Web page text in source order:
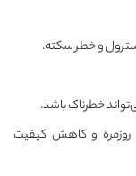
و خطر سکته.
خطرناک باشد.
روزمره و کاهش کیفیت